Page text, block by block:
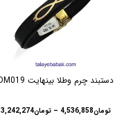
دستبند چرم وطلا بینهایت DM019
تومان4,536,858
– تومان3,242,274